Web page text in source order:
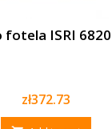
fotela ISRI
Price
zł372.73